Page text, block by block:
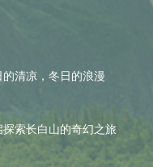
清凉，冬日的浪漫
索长白山的奇幻之旅